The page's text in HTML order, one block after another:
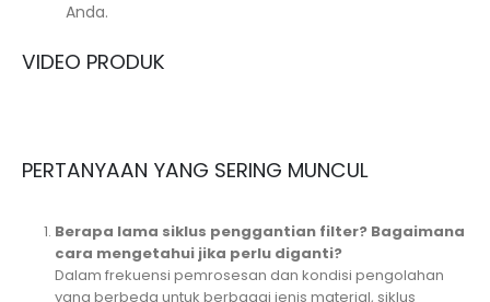
Anda.
VIDEO PRODUK
PERTANYAAN YANG SERING MUNCUL
Berapa lama siklus penggantian filter? Bagaimana
cara mengetahui jika perlu diganti?
Dalam frekuensi pemrosesan dan kondisi pengolahan
yang berbeda untuk berbagai jenis material, siklus